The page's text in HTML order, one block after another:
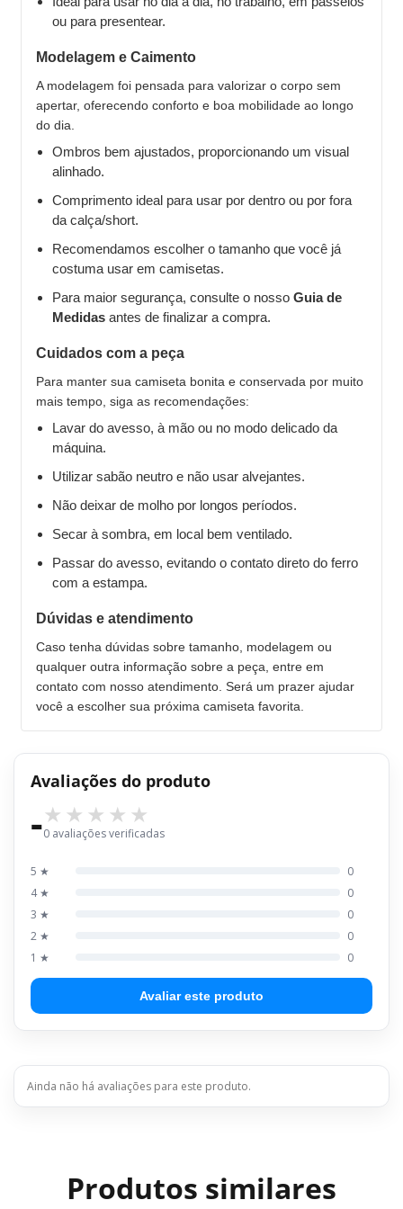
ou para presentear.
Modelagem e Caimento
A modelagem foi pensada para valorizar o corpo sem
apertar, oferecendo conforto e boa mobilidade ao longo
do dia.
Ombros bem ajustados, proporcionando um visual
alinhado.
Comprimento ideal para usar por dentro ou por fora
da calça/short.
Recomendamos escolher o tamanho que você já
costuma usar em camisetas.
Para maior segurança, consulte o nosso Guia de
Medidas antes de finalizar a compra.
Cuidados com a peça
Para manter sua camiseta bonita e conservada por muito
mais tempo, siga as recomendações:
Lavar do avesso, à mão ou no modo delicado da
máquina.
Utilizar sabão neutro e não usar alvejantes.
Não deixar de molho por longos períodos.
Secar à sombra, em local bem ventilado.
Passar do avesso, evitando o contato direto do ferro
com a estampa.
Dúvidas e atendimento
Caso tenha dúvidas sobre tamanho, modelagem ou
qualquer outra informação sobre a peça, entre em
contato com nosso atendimento. Será um prazer ajudar
você a escolher sua próxima camiseta favorita.
Avaliações do produto
-0 avaliações verificadas
5 ★
0
4 ★
0
3 ★
0
2 ★
0
1 ★
0
Avaliar este produto
Ainda não há avaliações para este produto.
Produtos similares